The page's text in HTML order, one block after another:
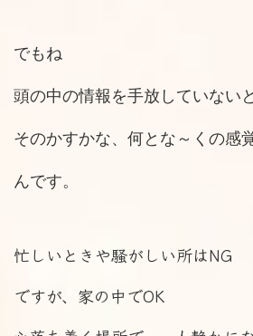
でもね
頭の中の情報を手放していないと
そのかすかな、何とな～くの感
んです。
忙しいときや騒がしい所はNG
ですが、家の中でOK